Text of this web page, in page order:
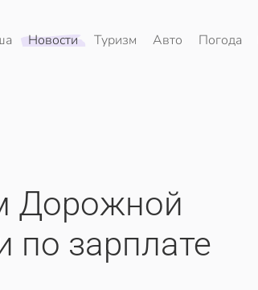
Новости Туризм Авто Погода
Дорожной
по зарплате